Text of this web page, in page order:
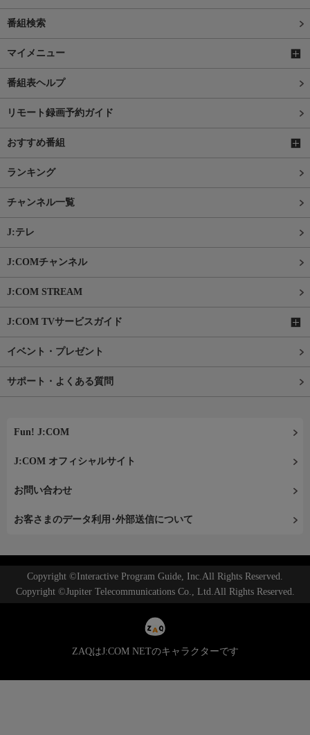
番組検索
マイメニュー
番組表ヘルプ
リモート録画予約ガイド
おすすめ番組
ランキング
チャンネル一覧
J:テレ
J:COMチャンネル
J:COM STREAM
J:COM TVサービスガイド
イベント・プレゼント
サポート・よくある質問
Fun! J:COM
J:COM オフィシャルサイト
お問い合わせ
お客さまのデータ利用･外部送信について
Copyright ©Interactive Program Guide, Inc.All Rights Reserved.
Copyright ©Jupiter Telecommunications Co., Ltd.All Rights Reserved.
ZAQはJ:COM NETのキャラクターです